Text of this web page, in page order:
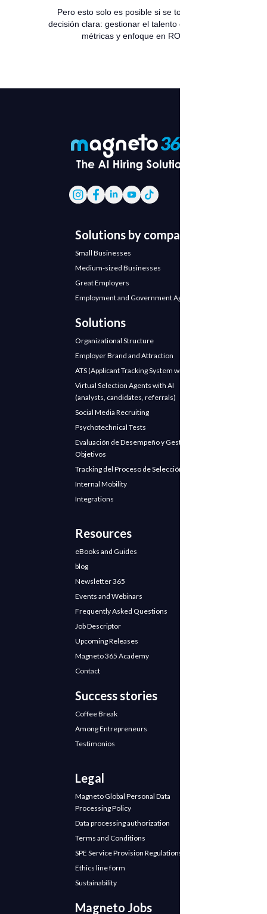
Pero esto solo es posible si se toma una
decisión clara: gestionar el talento con datos,
métricas y enfoque en ROI.
Solutions by company
Small Businesses
Medium-sized Businesses
Great Employers
Employment and Government Agencies
Solutions
Organizational Structure
Employer Brand and Attraction
ATS (Applicant Tracking System with AI)
Virtual Selection Agents with AI
(analysts, candidates, referrals)
Social Media Recruiting
Psychotechnical Tests
Evaluación de Desempeño y Gestión de
Objetivos
Tracking del Proceso de Selección
Internal Mobility
Integrations
Resources
eBooks and Guides
blog
Newsletter 365
Events and Webinars
Frequently Asked Questions
Job Descriptor
Upcoming Releases
Magneto 365 Academy
Contact
Success stories
Coffee Break
Among Entrepreneurs
Testimonios
Legal
Magneto Global Personal Data
Processing Policy
Data processing authorization
Terms and Conditions
SPE Service Provision Regulations
Ethics line form
Sustainability
Magneto Jobs